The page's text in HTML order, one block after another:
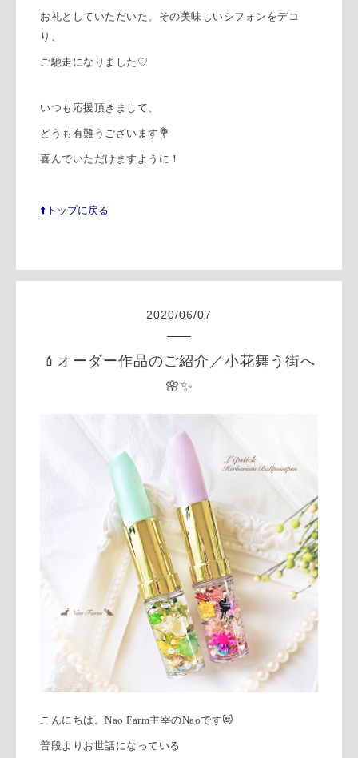
お礼としていただいた、その美味しいシフォンをデコ
り、
ご馳走になりました♡
いつも応援頂きまして、
どうも有難うございます💐
喜んでいただけますように！
⬆️トップに戻る
2020/06/07
💄オーダー作品のご紹介／小花舞う街へ
🌸✨
こんにちは。 Nao Farm主宰のNaoです😻
普段よりお世話になっている